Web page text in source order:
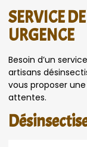
SERVICE
URGENCE
Besoin d’un
artisans
vous proposer
attentes.